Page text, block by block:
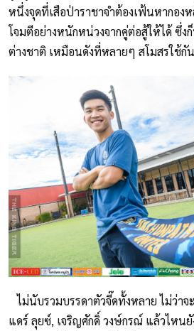
หนึ่งจุดที่เสือป่าราชาจำต้องเฟ้นหากอง
โจมตีอย่างหนักหน่วงจากคู่ต่อสู้ให้ได้ ซึ่ง
ต่างชาติ เหมือนดังที่หลายๆ สโมสรใช้กัน
ไม่นับรวมบรรดาตัวจี๊ดทั้งหลาย ไม่ว่า
แดร์ ลุยซ์, เจริญศักดิ์ วงษ์กรณ์ แล้วไหน